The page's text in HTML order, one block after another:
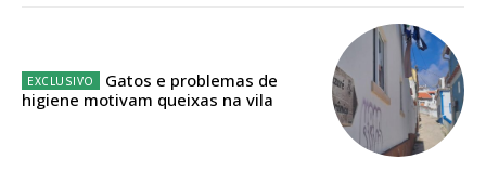
Gatos e problemas de
higiene motivam queixas na vila